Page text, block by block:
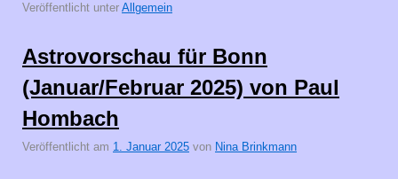
Veröffentlicht unter Allgemein
Astrovorschau für Bonn
(Januar/Februar 2025) von Paul
Hombach
Veröffentlicht am 1. Januar 2025 von Nina Brinkmann